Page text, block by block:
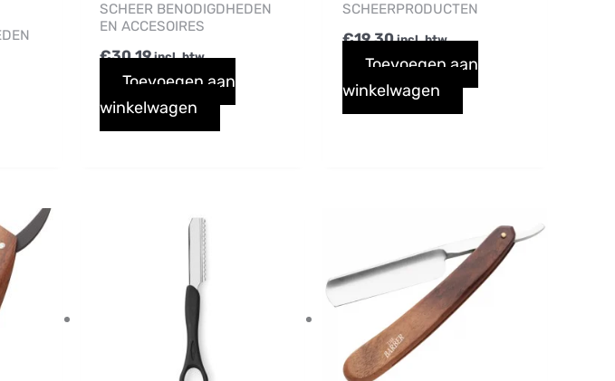
SCHEER BENODIGDHEDEN
EN ACCESOIRES
€30,19 incl. btw
Toevoegen aan
winkelwagen
SCHEERPRODUCTEN
€19,30 incl. btw
Toevoegen aan
winkelwagen